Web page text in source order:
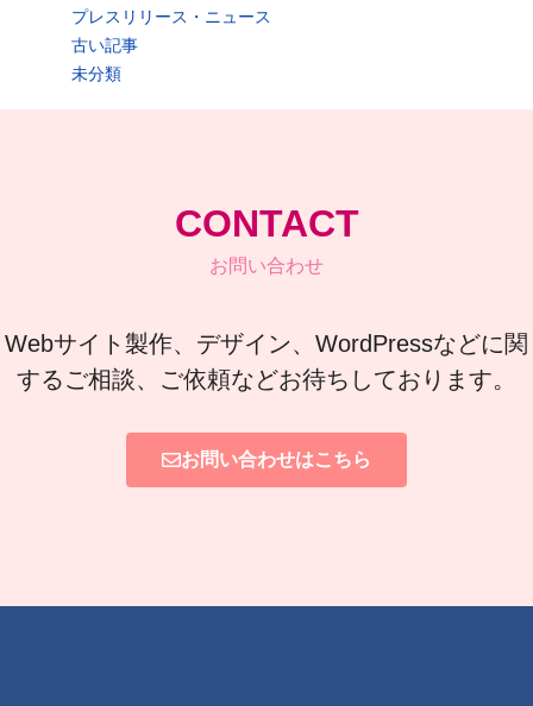
プレスリリース・ニュース
古い記事
未分類
CONTACT
お問い合わせ
Webサイト製作、デザイン、WordPressなどに関
するご相談、ご依頼などお待ちしております。
お問い合わせはこちら